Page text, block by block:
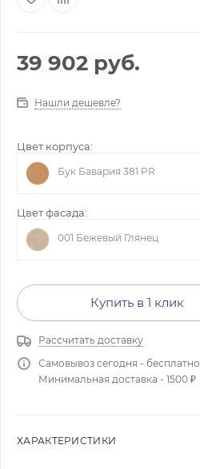
39 902 руб.
Нашли дешевле?
Цвет корпуса:
Бук Бавария 381 PR
Цвет фасада:
001 Бежевый Глянец
Купить в 1 клик
Рассчитать доставку
Самовывоз сегодня - бесплатно
Минимальная доставка - 1500 ₽
ХАРАКТЕРИСТИКИ